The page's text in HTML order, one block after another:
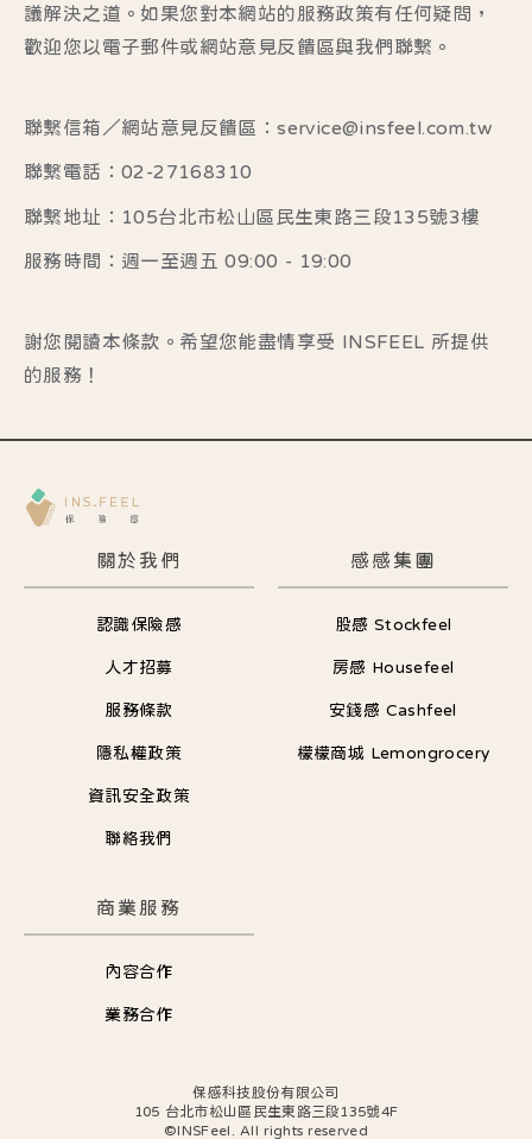
議解決之道。如果您對本網站的服務政策有任何疑問，
歡迎您以電子郵件或網站意見反饋區與我們聯繫。
聯繫信箱／網站意見反饋區：service@insfeel.com.tw
聯繫電話：02-27168310
聯繫地址：105台北市松山區民生東路三段135號3樓
服務時間：週一至週五 09:00 - 19:00
謝您閱讀本條款。希望您能盡情享受 INSFEEL 所提供
的服務！
關於我們
認識保險感
人才招募
服務條款
隱私權政策
資訊安全政策
聯絡我們
感感集團
股感 Stockfeel
房感 Housefeel
安錢感 Cashfeel
檬檬商城 Lemongrocery
商業服務
內容合作
業務合作
保感科技股份有限公司
105 台北市松山區民生東路三段135號4F
©INSFeel. All rights reserved